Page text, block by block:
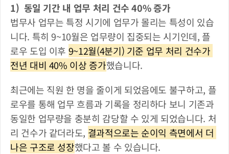
1)  동일 기간 내 업무 처리 건수 40% 증가
법무사 업무는 특정 시기에 업무가 몰리는 특성이 있습
니다. 특히 9~10월은 업무량이 집중되는 시기인데, 플
로우 도입 이후 9~12월(4분기) 기준 업무 처리 건수가
전년 대비 40% 이상 증가했습니다.
최근에는 직원 한 명을 줄이게 되었음에도 불구하고, 플
로우를 통해 업무 흐름과 기록을 정리하다 보니 기존과
동일한 업무량을 충분히 감당할 수 있게 되었습니다. 처
리 건수가 같더라도, 결과적으로는 순이익 측면에서 더
나은 구조로 성장했다고 볼 수 있습니다.